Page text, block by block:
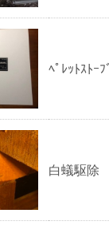
ﾍﾟﾚｯﾄｽﾄｰ
白蟻駆除